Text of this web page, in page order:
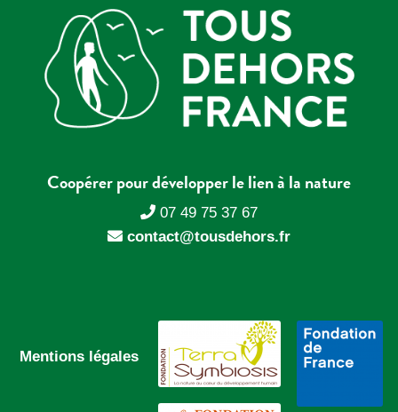
Coopérer pour développer le lien à la nature
07 49 75 37 67
contact@tousdehors.fr
Mentions légales